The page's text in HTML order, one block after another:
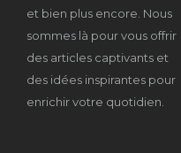
et bien plus encore. Nous
sommes là pour vous offrir
des articles captivants et
des idées inspirantes pour
enrichir votre quotidien.